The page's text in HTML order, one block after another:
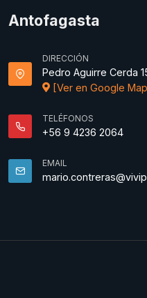
Antofagasta
DIRECCIÓN
Pedro Aguirre Cerda
[Ver en Google
TELÉFONOS
+56 9 4236 2064
EMAIL